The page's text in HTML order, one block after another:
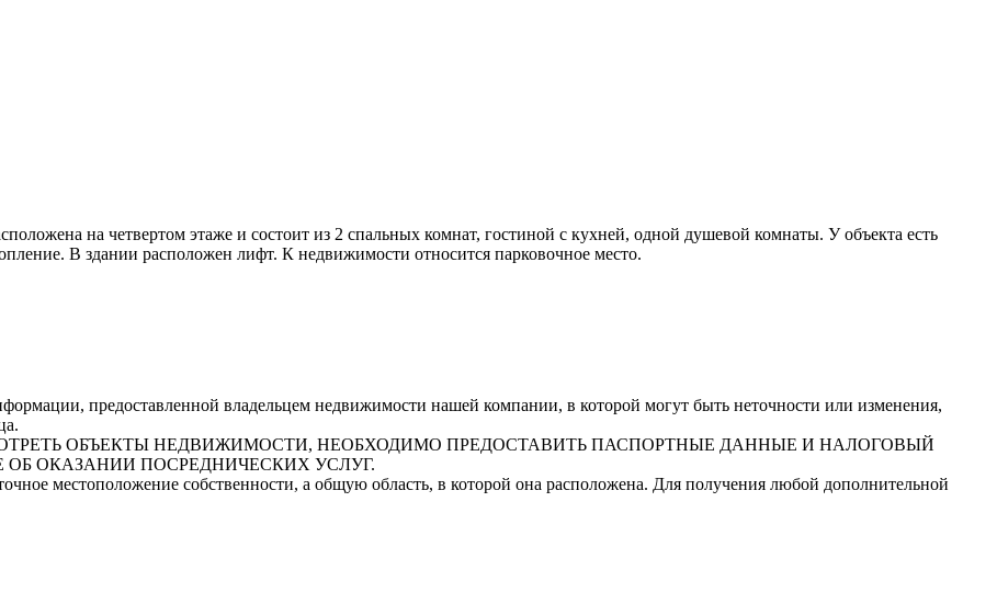
на четвертом этаже и состоит из 2 спальных комнат, гостиной с кухней, одной душевой комнаты. У объекта есть
В здании расположен лифт. К недвижимости относится парковочное место.
предоставленной владельцем недвижимости нашей компании, в которой могут быть неточности или изменения,
ОБЪЕКТЫ НЕДВИЖИМОСТИ, НЕОБХОДИМО ПРЕДОСТАВИТЬ ПАСПОРТНЫЕ ДАННЫЕ И НАЛОГОВЫЙ
ОКАЗАНИИ ПОСРЕДНИЧЕСКИХ УСЛУГ.
местоположение собственности, а общую область, в которой она расположена. Для получения любой дополнительной